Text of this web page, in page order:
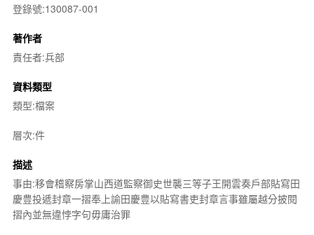
登錄號:130087-001
著作者
責任者:兵部
資料類型
類型:檔案
層次:件
描述
事由:移會稽察房掌山西道監察御史世襲三等子王開雲奏戶部貼寫田
慶豊投遞封章一摺奉上諭田慶豊以貼寫書吏封章言事雖屬越分披閱
摺內並無違悖字句毋庸治罪